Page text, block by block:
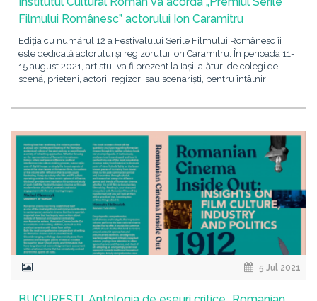
Filmului Românesc” actorului Ion Caramitru
Ediția cu numărul 12 a Festivalului Serile Filmului Românesc îi
este dedicată actorului și regizorului Ion Caramitru. În perioada 11-
15 august 2021, artistul va fi prezent la Iași, alături de colegi de
scenă, prieteni, actori, regizori sau scenariști, pentru întâlniri
5 Jul 2021